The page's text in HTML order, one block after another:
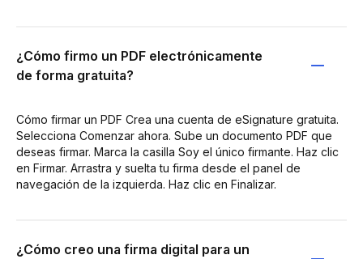
¿Cómo firmo un PDF electrónicamente
de forma gratuita?
Cómo firmar un PDF Crea una cuenta de eSignature gratuita.
Selecciona Comenzar ahora. Sube un documento PDF que
deseas firmar. Marca la casilla Soy el único firmante. Haz clic
en Firmar. Arrastra y suelta tu firma desde el panel de
navegación de la izquierda. Haz clic en Finalizar.
¿Cómo creo una firma digital para un